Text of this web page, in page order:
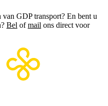
GDP transport? En bent u
Bel ofmail ons direct voor